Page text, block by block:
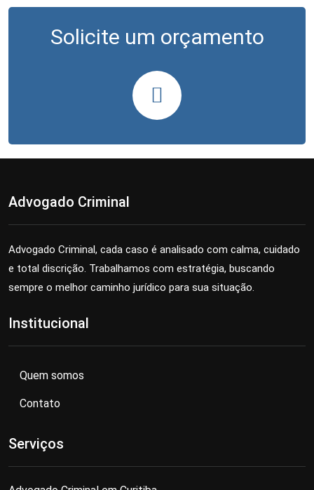
Solicite um orçamento
Advogado Criminal
Advogado Criminal, cada caso é analisado com calma, cuidado
e total discrição. Trabalhamos com estratégia, buscando
sempre o melhor caminho jurídico para sua situação.
Institucional
Quem somos
Contato
Serviços